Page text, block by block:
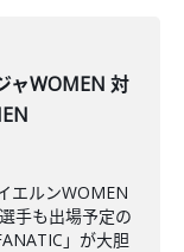
ャWOMEN 対
エルンWOMEN
手も出場予定の
」が大胆